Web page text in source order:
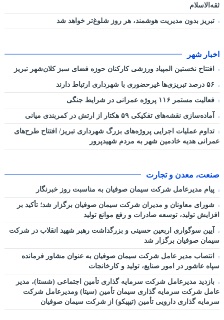
ثقه‌الاسلام
تبریز بدون مدیریت هوشمند، هر روز شلوغ‌تر خواهد شد
اخبار شهر
افتتاح نخستین المپیاد ورزشی کارکنان حوزه فضای سبز کلان‌شهر تبریز
فعالیت مستمر ۱۱۶ پروژه عمرانی در شرایط جنگی
آماده‌سازی نقشه‌های تفکیکی ۵۹ هکتار از ارتش در کمربندی میانی
تداوم عملیات اجرایی پروژه‌های بزرگ شهرداری تبریز/ افتتاح طرح‌های
عمرانی هدیه خادمین شهر به مردم شهیدپرور
صنعت، معدن و تجارت
پیام مدیرعامل شرکت سیمان صوفیان به مناسبت روز خبرنگار
شورای معاونان و مدیران شرکت سیمان صوفیان برگزار شد؛ تأکید بر
افزایش تولید، توسعه صادرات و رفع موانع تولید
آیین سوگواری اربعین حسینی و بزرگداشت رهبر شهید انقلاب در شرکت
سیمان صوفیان برگزار شد
انتصاب مدیر عامل شرکت سیمان صوفیان به عنوان مشاور فرمانده
سپاه عاشور در امور صنایع، تولید و کارخانجات
بازدید مدیرعامل شرکت سرمایه گذاری تأمین اجتماعی (شستا)، مدیر
عامل شرکت سرمایه گذاری سیمان تأمین (سیتا) ومدیرعامل شرکت
سرمایه گذاری دارویی تأمین (تیپیکو) از شرکت سیمان صوفیان